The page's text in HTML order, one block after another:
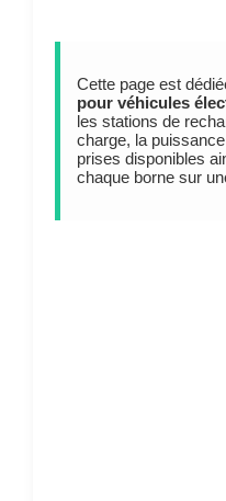
Cette page est
pour véhicules
les stations de
charge, la
prises disponibles
chaque borne sur